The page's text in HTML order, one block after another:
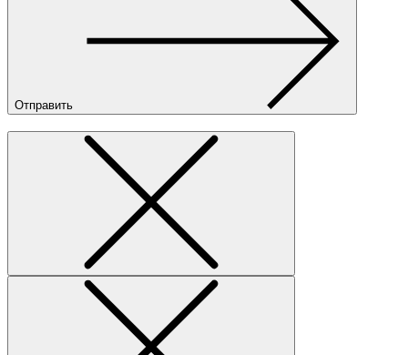
Отправить